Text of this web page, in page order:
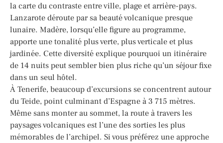
la carte du contraste entre ville, plage et arrière-pays.
Lanzarote déroute par sa beauté volcanique presque
lunaire. Madère, lorsqu’elle figure au programme,
apporte une tonalité plus verte, plus verticale et plus
jardinée. Cette diversité explique pourquoi un itinéraire
de 14 nuits peut sembler bien plus riche qu’un séjour fixe
dans un seul hôtel.
À Tenerife, beaucoup d’excursions se concentrent autour
du Teide, point culminant d’Espagne à 3 715 mètres.
Même sans monter au sommet, la route à travers les
paysages volcaniques est l’une des sorties les plus
mémorables de l’archipel. Si vous préférez une approche